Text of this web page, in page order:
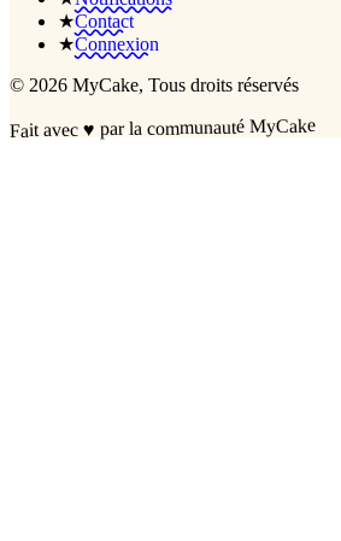
★Contact
★Connexion
© 2026 MyCake, Tous droits réservés
Fait avec♥ par la communauté MyCake